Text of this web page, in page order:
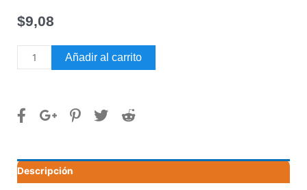
$9,08
Mandril
para
cantidad
Añadir al carrito
Descripción